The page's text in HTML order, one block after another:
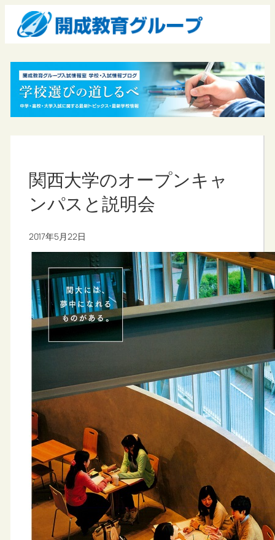
関西大学のオープンキャ
ンパスと説明会
2017年5月22日